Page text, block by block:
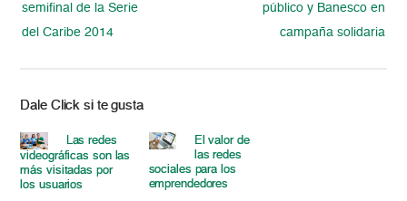
semifinal de la Serie
del Caribe 2014
público y Banesco en
campaña solidaria
Dale Click si te gusta
Las redes
videográficas son las
más visitadas por
los usuarios
El valor de
las redes
sociales para los
emprendedores